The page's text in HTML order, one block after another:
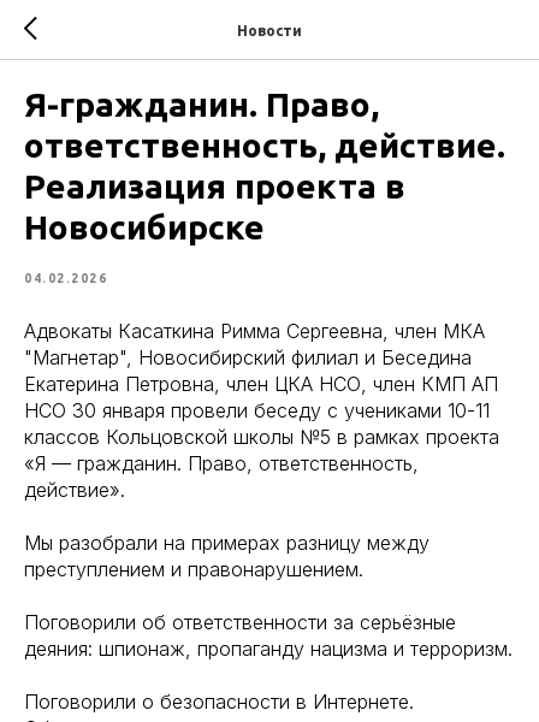
Новости
Я-гражданин. Право,
ответственность, действие.
Реализация проекта в
Новосибирске
04.02.2026
Адвокаты Касаткина Римма Сергеевна, член МКА
"Магнетар", Новосибирский филиал и Беседина
Екатерина Петровна, член ЦКА НСО, член КМП АП
НСО 30 января провели беседу с учениками 10-11
классов Кольцовской школы №5 в рамках проекта
«Я — гражданин. Право, ответственность,
действие».
Мы разобрали на примерах разницу между
преступлением и правонарушением.
Поговорили об ответственности за серьёзные
деяния: шпионаж, пропаганду нацизма и терроризм.
Поговорили о безопасности в Интернете.